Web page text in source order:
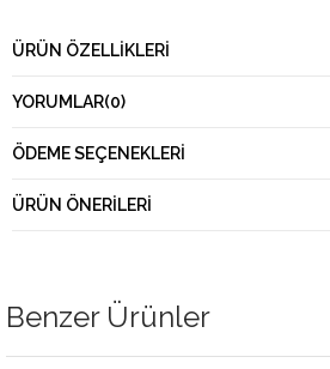
ÜRÜN ÖZELLIKLERI
YORUMLAR(0)
ÖDEME SEÇENEKLERI
ÜRÜN ÖNERILERI
Benzer Ürünler